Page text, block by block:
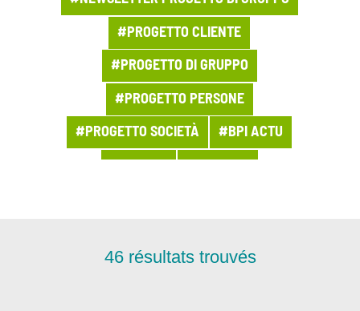
#PROGETTO CLIENTE
#PROGETTO DI GRUPPO
#PROGETTO PERSONE
#PROGETTO SOCIETÀ #BPI ACTU
#AGRI-AGRO #ARCHITECTURE
46résultats trouvés